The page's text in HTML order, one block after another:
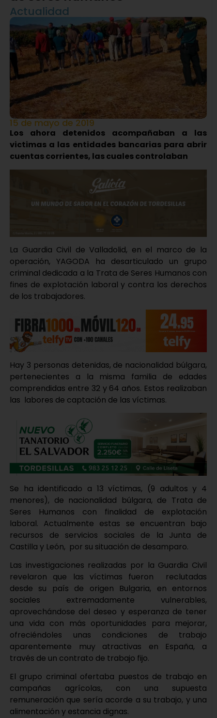
Actualidad
15 de mayo de 2019
Los ahora detenidos acompañaban a las
victimas a las entidades bancarias para abrir
cuentas corrientes, las cuales controlaban
La Guardia Civil de Valladolid, en el marco de la
operación, YAGODA ha desarticulado un grupo
criminal dedicada a la Trata de Seres Humanos con
fines de explotación laboral y contra los derechos
de los trabajadores.
Hay 3 personas detenidas, de nacionalidad búlgara,
pertenecientes a la misma familia de edades
comprendidas entre 32 y 64 años. Estos realizaban
las labores de captación de las víctimas.
Se ha identificado a 13 víctimas, (9 adultos y 4
menores), de nacionalidad búlgara, de Trata de
Seres Humanos con finalidad de explotación
laboral. Actualmente estas se encuentran bajo
recursos de servicios sociales de la Junta de
Castilla y León, por su situación de desamparo.
Las investigaciones realizadas por la Guardia Civil
revelaron que las víctimas fueron reclutadas
desde su país de origen Bulgaria, en entornos
sociales extremadamente vulnerables,
aprovechándose del deseo y esperanza de tener
una vida con más oportunidades para mejorar,
ofreciéndoles unas condiciones de trabajo
aparentemente muy atractivas en España, a
través de un contrato de trabajo fijo.
El grupo criminal ofertaba puestos de trabajo en
campañas agrícolas, con una supuesta
remuneración que sería acorde a su trabajo, y una
alimentación y estancia dignas.